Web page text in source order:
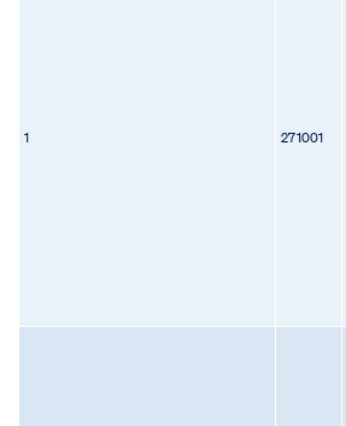
1 271001